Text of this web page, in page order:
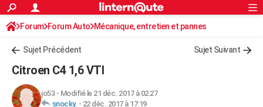
ACTUALITÉS
Politique
Société
Faits Divers
Education
Monde
Villes
+
FINANCE
Rechercher
S'inscrire
Connexion
Forum Forum Auto Mécanique, entretien et pannes
Sujet Précédent Sujet Suivant
Citroen C4 1,6 VTI
jo53- Modifié le 21 déc. 2017 à 02:27
snocky. - 22 déc. 2017 à 17:19